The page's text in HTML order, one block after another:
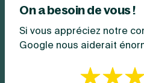
exigent généralement un
implication dans le projet et
risques. En moyenne, pour la
entreprise, les banques
personnel compris entre 30
On a besoin de vous !
Si vous appréciez notre
Google nous aiderait